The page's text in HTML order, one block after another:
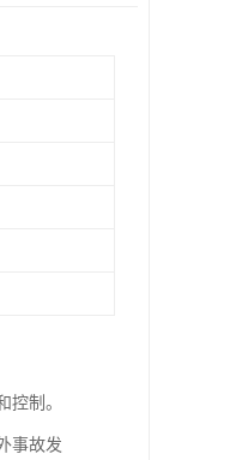
制。
事故发